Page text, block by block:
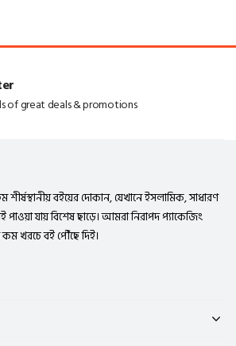
of great deals & promotions
শীর্ষস্থানীয় বইয়ের দোকান, যেখানে ইসলামিক, সাধারণ
যায় বিশেষ ছাড়ে। আমরা নিরাপদ প্যাকেজিং
কম খরচে বই পৌঁছে দিই।